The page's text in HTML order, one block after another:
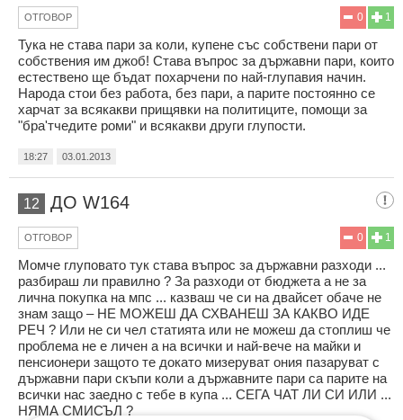
1
0
ОТГОВОР
Тука не става пари за коли, купене със собствени пари от
собствения им джоб! Става въпрос за държавни пари, които
естествено ще бъдат похарчени по най-глупавия начин.
Народа стои без работа, без пари, а парите постоянно се
харчат за всякакви прищявки на политиците, помощи за
"бра'тчедите роми" и всякакви други глупости.
18:27 03.01.2013
12 ДО W164
1
0
ОТГОВОР
Момче глуповато тук става въпрос за държавни разходи ...
разбираш ли правилно ? За разходи от бюджета а не за
лична покупка на мпс ... казваш че си на двайсет обаче не
знам защо – НЕ МОЖЕШ ДА СХВАНЕШ ЗА КАКВО ИДЕ
РЕЧ ? Или не си чел статията или не можеш да стоплиш че
проблема не е личен а на всички и най-вече на майки и
пенсионери защото те докато мизеруват ония пазаруват с
държавни пари скъпи коли а държавните пари са парите на
всички нас заедно с тебе в купа ... СЕГА ЧАТ ЛИ СИ ИЛИ ...
НЯМА СМИСЪЛ ?